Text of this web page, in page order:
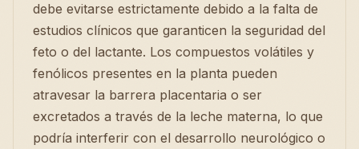
debe evitarse estrictamente debido a la falta de
estudios clínicos que garanticen la seguridad del
feto o del lactante. Los compuestos volátiles y
fenólicos presentes en la planta pueden
atravesar la barrera placentaria o ser
excretados a través de la leche materna, lo que
podría interferir con el desarrollo neurológico o